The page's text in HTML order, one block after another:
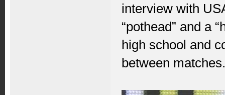
interview with
“pothead” and a
high school and
between